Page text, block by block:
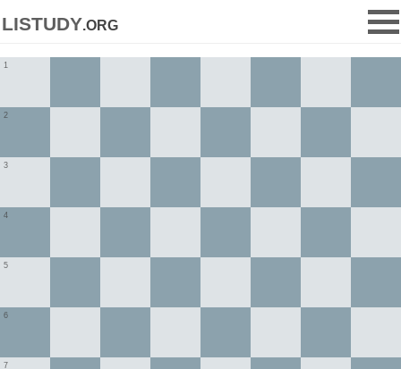
listudy.org
1
2
3
4
5
6
7